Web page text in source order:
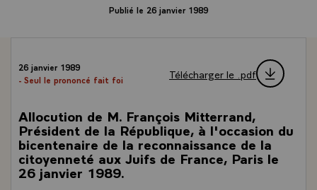
Publié le 26 janvier 1989
26 janvier 1989
- Seul le prononcé fait foi
Télécharger le .pdf
Allocution de M. François Mitterrand,
Président de la République, à l'occasion du
bicentenaire de la reconnaissance de la
citoyenneté aux Juifs de France, Paris le
26 janvier 1989.